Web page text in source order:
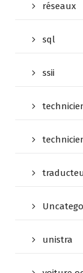
réseaux
sql
ssii
unistra